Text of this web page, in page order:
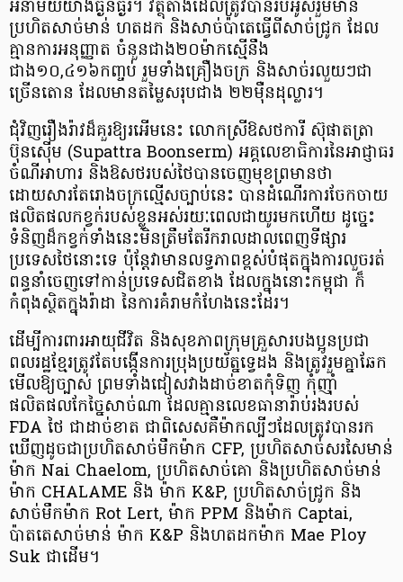
អនាម័យយ៉ាងធ្ងន់ធ្ងរ។ វត្ថុតាងដែលត្រូវបានរឹបអូសរួមមាន
ប្រហិតសាច់មាន់ ហតដក និងសាច់ប៉ាតេធ្វើពីសាច់ជ្រូក ដែល
គ្មានការអនុញ្ញាត ចំនួនជាង២០ម៉ាកស្មើនឹង
ជាង១០,៤១៦កញ្ចប់ រួមទាំងគ្រឿងចក្រ និងសាច់រលួយៗជា
ច្រើនតោន ដែលមានតម្លៃសរុបជាង ២២ម៉ឺនដុល្លារ។
ជុំវិញរឿងរ៉ាវដ៏គួរឱ្យរអើមនេះ លោកស្រីឱសថការី ស៊ុផាតត្រា
ប៊ុនស៊ើម (Supattra Boonserm) អគ្គលេខាធិការនៃអាជ្ញាធរ
ចំណីអាហារ និងឱសថរបស់ថៃបានចេញមុខព្រមានថា
ដោយសារតែរោងចក្រល្មើសច្បាប់នេះ បានដំណើរការចែកចាយ
ផលិតផលកខ្វក់របស់ខ្លួនអស់រយៈពេលជាយូរមកហើយ ដូច្នេះ
ទំនិញដ៏កខ្វក់ទាំងនេះមិនត្រឹមតែរីករាលដាលពេញទីផ្សារ
ប្រទេសថៃនោះទេ ប៉ុន្តែវាមានលទ្ធភាពខ្ពស់បំផុតក្នុងការលួចរត់
ពន្ធនាំចេញទៅកាន់ប្រទេសជិតខាង ដែលក្នុងនោះកម្ពុជា ក៏
កំពុងស្ថិតក្នុងរ៉ាដា នៃការគំរាមកំហែងនេះដែរ។
ដើម្បីការពារអាយុជីវិត និងសុខភាពក្រុមគ្រួសារបងប្អូនប្រជា
ពលរដ្ឋខ្មែរត្រូវតែបង្កើនការប្រុងប្រយ័ត្នទ្វេដង និងត្រូវរួមគ្នាឆែក
មើលឱ្យច្បាស់ ព្រមទាំងជៀសវាងដាច់ខាតកុំទិញ កុំញ៉ាំ
ផលិតផលកែច្នៃសាច់ណា ដែលគ្មានលេខធានារ៉ាប់រងរបស់
FDA ថៃ ជាដាច់ខាត ជាពិសេសគឺម៉ាកល្បីៗដែលត្រូវបានរក
ឃើញដូចជាប្រហិតសាច់មឹកម៉ាក CFP, ប្រហិតសាច់សរសៃមាន់
ម៉ាក Nai Chaelom, ប្រហិតសាច់គោ និងប្រហិតសាច់មាន់
ម៉ាក CHALAME និង ម៉ាក K&P, ប្រហិតសាច់ជ្រូក និង
សាច់មឹកម៉ាក Rot Lert, ម៉ាក PPM និងម៉ាក Captai,
ប៉ាតតេសាច់មាន់ ម៉ាក K&P និងហតដកម៉ាក Mae Ploy
Suk ជាដើម។